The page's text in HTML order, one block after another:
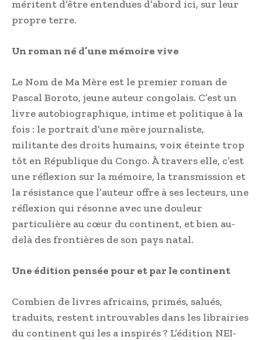
méritent d’être entendues d’abord ici, sur leur
propre terre.
Un roman né d’une mémoire vive
Le Nom de Ma Mère est le premier roman de
Pascal Boroto, jeune auteur congolais. C’est un
livre autobiographique, intime et politique à la
fois : le portrait d’une mère journaliste,
militante des droits humains, voix éteinte trop
tôt en République du Congo. À travers elle, c’est
une réflexion sur la mémoire, la transmission et
la résistance que l’auteur offre à ses lecteurs, une
réflexion qui résonne avec une douleur
particulière au cœur du continent, et bien au-
delà des frontières de son pays natal.
Une édition pensée pour et par le continent
Combien de livres africains, primés, salués,
traduits, restent introuvables dans les librairies
du continent qui les a inspirés ? L’édition NEI-